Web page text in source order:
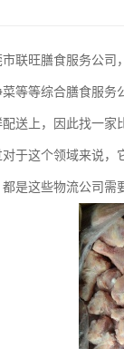
联旺膳食服务公
等等综合膳食服务
送上，因此找一
于这个领域来说
是这些物流公司需